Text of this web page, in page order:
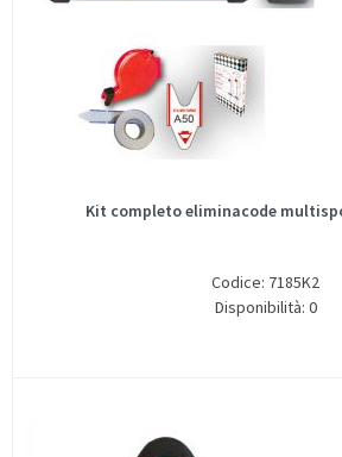
Kit completo eliminacode
Codice: 7185K2
Disponibilità: 0